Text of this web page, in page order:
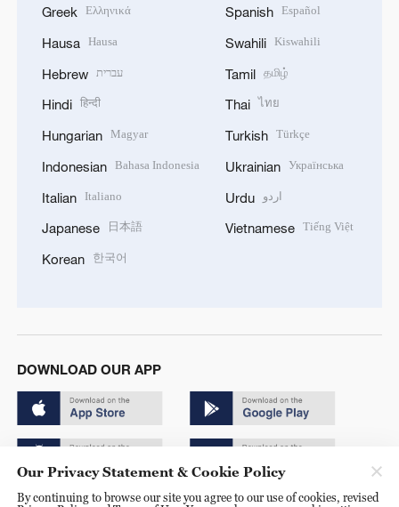
Greek Ελληνικά
Hausa Hausa
Hebrew עברית
Hindi हिन्दी
Hungarian Magyar
Indonesian Bahasa Indonesia
Italian Italiano
Japanese 日本語
Korean 한국어
Spanish Español
Swahili Kiswahili
Tamil தமிழ்
Thai ไทย
Turkish Türkçe
Ukrainian Українська
Urdu اردو
Vietnamese Tiếng Việt
DOWNLOAD OUR APP
Copyright © 2024 CGTN.
Our Privacy Statement & Cookie Policy
By continuing to browse our site you agree to our use of cookies, revised